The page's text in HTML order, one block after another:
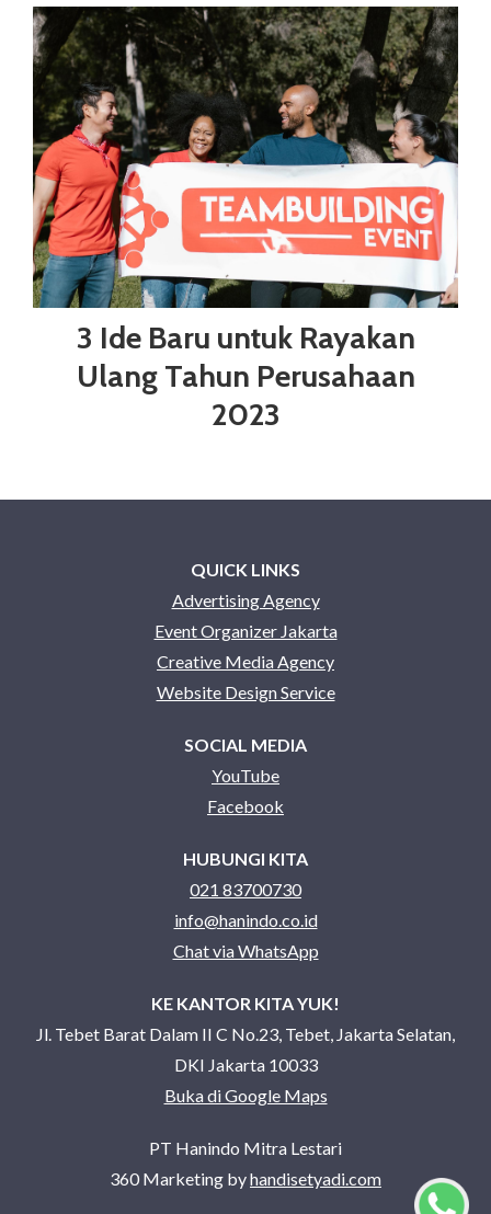
3 Ide Baru untuk Rayakan
Ulang Tahun Perusahaan
2023
QUICK LINKS
Advertising Agency
Event Organizer Jakarta
Creative Media Agency
Website Design Service
SOCIAL MEDIA
YouTube
Facebook
HUBUNGI KITA
021 83700730
info@hanindo.co.id
Chat via WhatsApp
KE KANTOR KITA YUK!
Jl. Tebet Barat Dalam II C No.23, Tebet, Jakarta Selatan,
DKI Jakarta 10033
Buka di Google Maps
PT Hanindo Mitra Lestari
360 Marketing byhandisetyadi.com